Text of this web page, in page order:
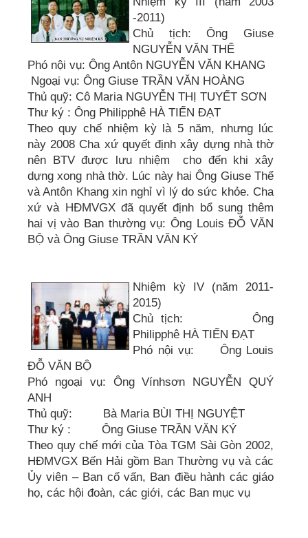
-2011)
Chủ tịch: Ông Giuse
NGUYỄN VĂN THỂ
Phó nội vụ: Ông Antôn NGUYỄN VĂN KHANG
Ngoại vụ: Ông Giuse TRẦN VĂN HOÀNG
Thủ quỹ: Cô Maria NGUYỄN THỊ TUYẾT SƠN
Thư ký : Ông Philipphê HÀ TIẾN ĐẠT
Theo quy chế nhiệm kỳ là 5 năm, nhưng lúc
này 2008 Cha xứ quyết định xây dựng nhà thờ
nên BTV được lưu nhiệm cho đến khi xây
dựng xong nhà thờ. Lúc này hai Ông Giuse Thể
và Antôn Khang xin nghỉ vì lý do sức khỏe. Cha
xứ và HĐMVGX đã quyết định bổ sung thêm
hai vị vào Ban thường vụ: Ông Louis ĐỖ VĂN
BỘ và Ông Giuse TRẦN VĂN KÝ
Nhiệm kỳ IV (năm 2011-
2015)
Chủ tịch: Ông
Philipphê HÀ TIẾN ĐẠT
Phó nội vụ: Ông Louis
ĐỖ VĂN BỘ
Phó ngoại vụ: Ông Vínhsơn NGUYỄN QUÝ
ANH
Thủ quỹ: Bà Maria BÙI THỊ NGUYỆT
Thư ký : Ông Giuse TRẦN VĂN KÝ
Theo quy chế mới của Tòa TGM Sài Gòn 2002,
HĐMVGX Bến Hải gồm Ban Thường vụ và các
Ủy viên – Ban cố vấn, Ban điều hành các giáo
họ, các hội đoàn, các giới, các Ban mục vụ